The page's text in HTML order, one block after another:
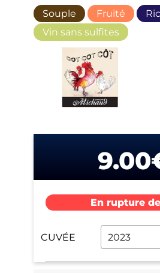
Souple Fruité
Vin sans sulfites
En rupture
CUVÉE 2023